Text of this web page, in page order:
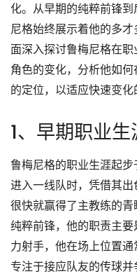
化。从早期的纯粹前锋
尼格始终展示着他的多
面深入探讨鲁梅尼格在
角色的变化，分析他如
的定位，以适应快速变化
1、早期职业
鲁梅尼格的职业生涯起
进入一线队时，凭借其出
很快就赢得了主教练的
纯粹前锋，他的职责主
力射手，他在场上位置通
专注于接应队友的传球并